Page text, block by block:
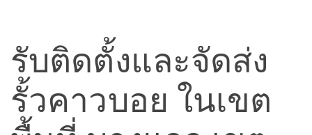
รับติดตั้งและจัดส่ง
รั้วคาวบอย ในเขต